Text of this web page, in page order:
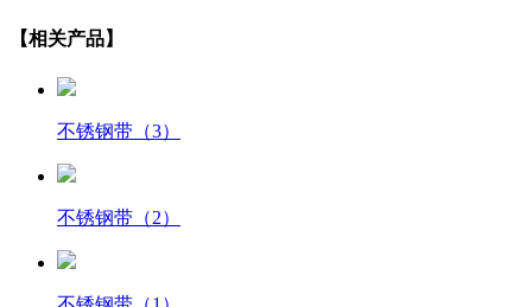
【相关产品】
不锈钢带（3）
不锈钢带（2）